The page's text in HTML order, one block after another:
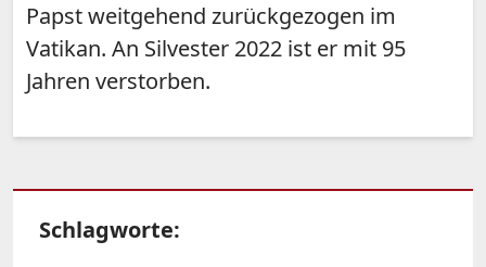
Papst weitgehend zurückgezogen im
Vatikan. An Silvester 2022 ist er mit 95
Jahren verstorben.
Schlagworte: